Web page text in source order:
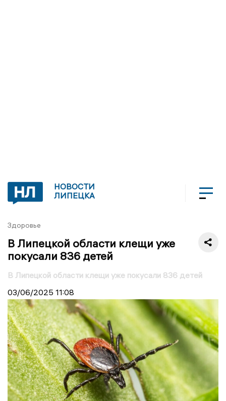
НОВОСТИ
ЛИПЕЦКА
Здоровье
В Липецкой области клещи уже
покусали 836 детей
В Липецкой области клещи уже покусали 836 детей
03/06/2025 11:08